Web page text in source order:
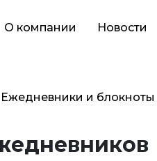
О компании Новости
Ежедневники и блокноты